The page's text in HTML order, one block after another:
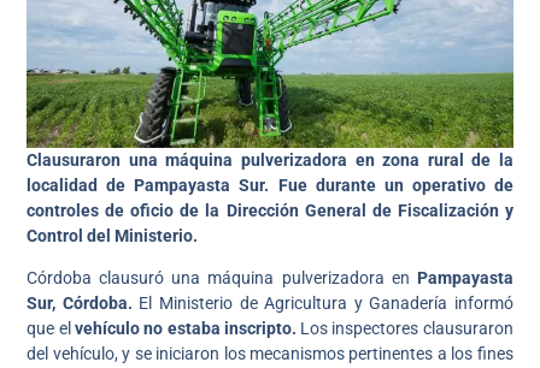
Clausuraron una máquina pulverizadora en zona rural de la
localidad de Pampayasta Sur. Fue durante un operativo de
controles de oficio de la Dirección General de Fiscalización y
Control del Ministerio.
Córdoba clausuró una máquina pulverizadora en Pampayasta
Sur, Córdoba. El Ministerio de Agricultura y Ganadería informó
que el vehículo no estaba inscripto. Los inspectores clausuraron
del vehículo, y se iniciaron los mecanismos pertinentes a los fines